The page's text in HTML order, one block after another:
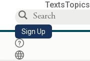
TextsTopics
Sign Up